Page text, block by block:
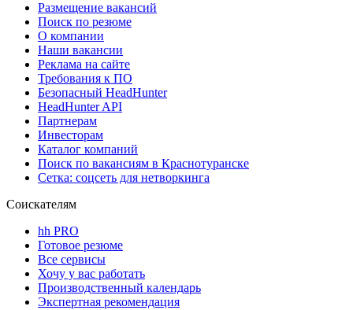
Размещение вакансий
Поиск по резюме
О компании
Наши вакансии
Реклама на сайте
Требования к ПО
Безопасный HeadHunter
HeadHunter API
Партнерам
Инвесторам
Каталог компаний
Поиск по вакансиям в Краснотуранске
Сетка: соцсеть для нетворкинга
Соискателям
hh PRO
Готовое резюме
Все сервисы
Хочу у вас работать
Производственный календарь
Экспертная рекомендация